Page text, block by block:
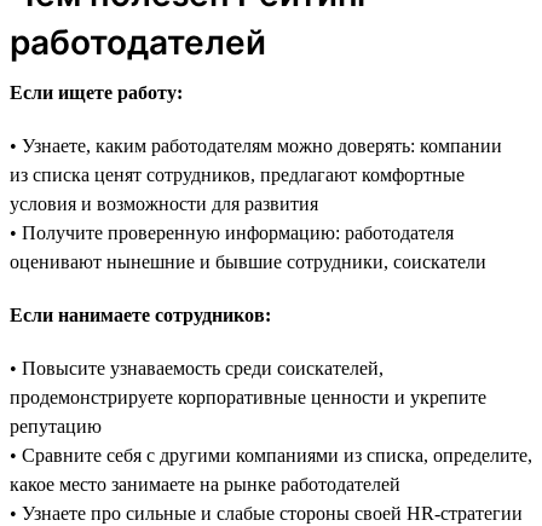
работодателей
Если ищете работу:
• Узнаете, каким работодателям можно доверять: компании
из списка ценят сотрудников, предлагают комфортные
условия и возможности для развития
• Получите проверенную информацию: работодателя
оценивают нынешние и бывшие сотрудники, соискатели
Если нанимаете сотрудников:
• Повысите узнаваемость среди соискателей,
продемонстрируете корпоративные ценности и укрепите
репутацию
• Сравните себя с другими компаниями из списка, определите,
какое место занимаете на рынке работодателей
• Узнаете про сильные и слабые стороны своей HR-стратегии